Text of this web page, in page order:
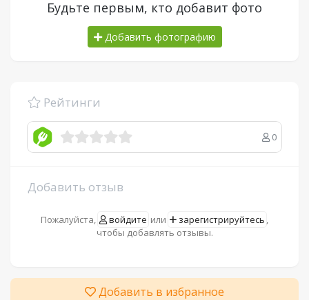
Будьте первым, кто добавит фото
Добавить фотографию
Рейтинги
0
Добавить отзыв
Пожалуйста, войдите или зарегистрируйтесь ,
чтобы добавлять отзывы.
Добавить в избранное